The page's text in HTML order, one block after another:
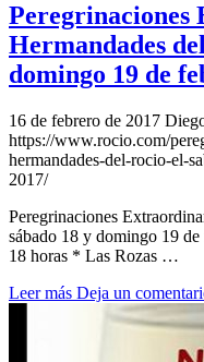
Peregrinaciones
Hermandades
domingo 19 de
16 de febrero de 2017
https://www.rocio.com/
hermandades-del-rocio-el-
2017/
Peregrinaciones
sábado 18 y domingo 19
18 horas * Las Rozas …
Leer más Deja un